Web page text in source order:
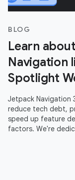
BLOG
Learn
Navigation
Spotlight
Jetpack Navigation
reduce tech debt,
speed up feature
factors. We're